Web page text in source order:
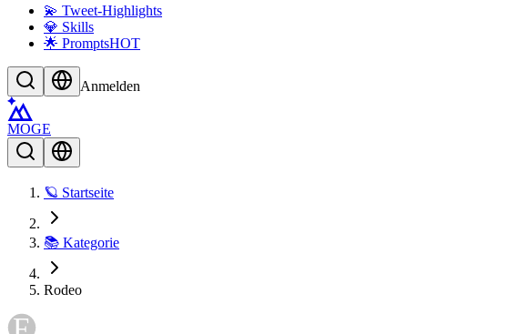
💫 Tweet-Highlights
💎 Skills
🌟 PromptsHOT
Anmelden
MOGE
🪐 Startseite
📚 Kategorie
Rodeo